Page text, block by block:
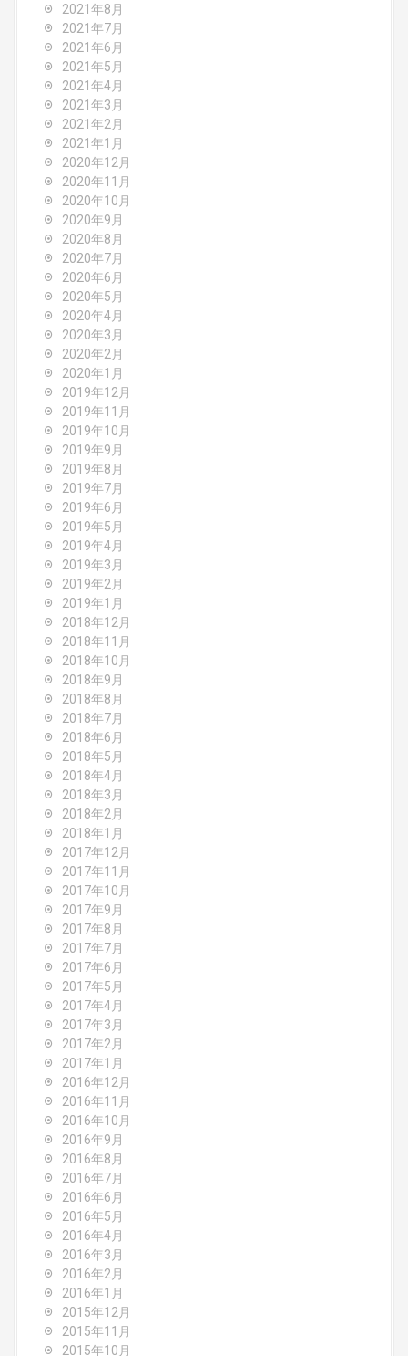
2021年8月
2021年7月
2021年6月
2021年5月
2021年4月
2021年3月
2021年2月
2021年1月
2020年12月
2020年11月
2020年10月
2020年9月
2020年8月
2020年7月
2020年6月
2020年5月
2020年4月
2020年3月
2020年2月
2020年1月
2019年12月
2019年11月
2019年10月
2019年9月
2019年8月
2019年7月
2019年6月
2019年5月
2019年4月
2019年3月
2019年2月
2019年1月
2018年12月
2018年11月
2018年10月
2018年9月
2018年8月
2018年7月
2018年6月
2018年5月
2018年4月
2018年3月
2018年2月
2018年1月
2017年12月
2017年11月
2017年10月
2017年9月
2017年8月
2017年7月
2017年6月
2017年5月
2017年4月
2017年3月
2017年2月
2017年1月
2016年12月
2016年11月
2016年10月
2016年9月
2016年8月
2016年7月
2016年6月
2016年5月
2016年4月
2016年3月
2016年2月
2016年1月
2015年12月
2015年11月
2015年10月